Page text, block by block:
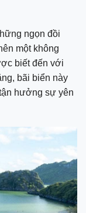
ngọn đồi
một không
biết đến với
bãi biển này
hưởng sự yên